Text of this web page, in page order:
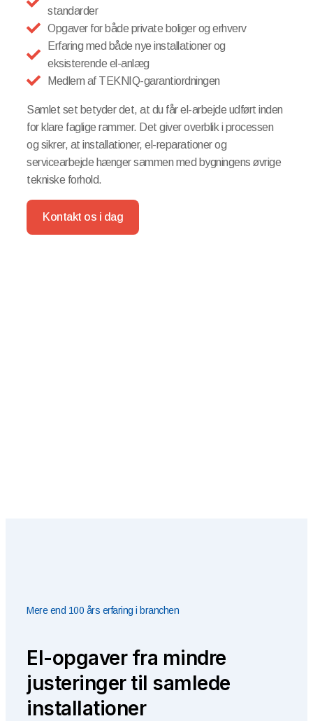
standarder
Opgaver for både private boliger og erhverv
Erfaring med både nye installationer og
eksisterende el-anlæg
Medlem af TEKNIQ-garantiordningen
Samlet set betyder det, at du får el-arbejde udført inden
for klare faglige rammer. Det giver overblik i processen
og sikrer, at installationer, el-reparationer og
servicearbejde hænger sammen med bygningens øvrige
tekniske forhold.
Kontakt os i dag
Mere end 100 års erfaring i branchen
El-opgaver fra mindre
justeringer til samlede
installationer